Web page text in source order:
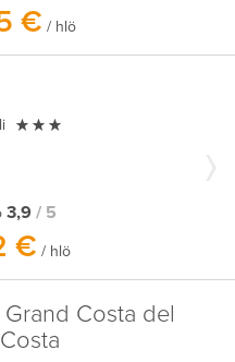
€ / hlö

3,9 / 5
€ / hlö
Costa del